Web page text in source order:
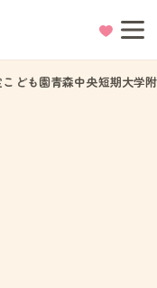
ども園青森中央短期大学